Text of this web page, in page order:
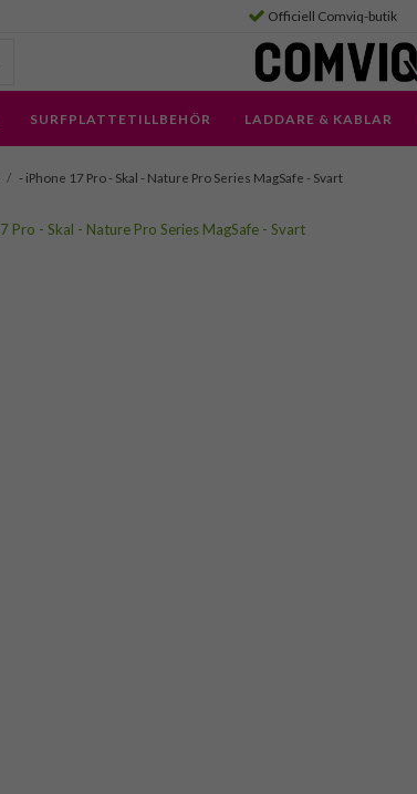
Officiell Comviq-butik
SURFPLATTETILLBEHÖR LADDARE & KABLAR
/ - iPhone 17 Pro - Skal - Nature Pro Series MagSafe - Svart